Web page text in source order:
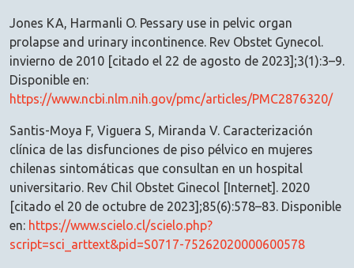
Jones KA, Harmanli O. Pessary use in pelvic organ
prolapse and urinary incontinence. Rev Obstet Gynecol.
invierno de 2010 [citado el 22 de agosto de 2023];3(1):3–9.
Disponible en:
https://www.ncbi.nlm.nih.gov/pmc/articles/PMC2876320/
Santis-Moya F, Viguera S, Miranda V. Caracterización
clínica de las disfunciones de piso pélvico en mujeres
chilenas sintomáticas que consultan en un hospital
universitario. Rev Chil Obstet Ginecol [Internet]. 2020
[citado el 20 de octubre de 2023];85(6):578–83. Disponible
en: https://www.scielo.cl/scielo.php?
script=sci_arttext&pid=S0717-75262020000600578